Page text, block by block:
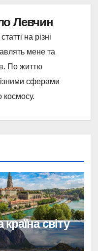
Левчин
на різні
мене та
По життю
сферами
космосу.
світу